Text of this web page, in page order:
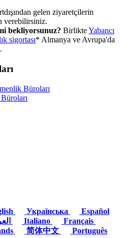
gelen ziyaretçilerin
verebilirsiniz.
bekliyorsunuz? BirlikteYabancı
sigortası* Almanya ve Avrupa'da
Büroları
Українська
Español
Italiano
Français
简体中文
Português